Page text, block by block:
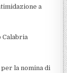
a
Calabria
la nomina di